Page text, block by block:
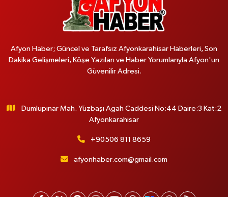
Afyon Haber; Güncel ve Tarafsız Afyonkarahisar Haberleri, Son
Dakika Gelişmeleri, Köşe Yazıları ve Haber Yorumlarıyla Afyon'un
Güvenilir Adresi.
Dumlupınar Mah. Yüzbaşı Agah Caddesi No:44 Daire:3 Kat:2
Afyonkarahisar
+90506 811 8659
afyonhaber.com@gmail.com